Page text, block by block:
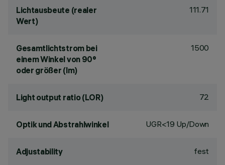
Lichtausbeute (realer
Wert)
111.71
Gesamtlichtstrom bei
einem Winkel von 90°
oder größer (lm)
1500
Light output ratio (LOR) 72
Optik und Abstrahlwinkel UGR<19 Up/Down
Adjustability fest